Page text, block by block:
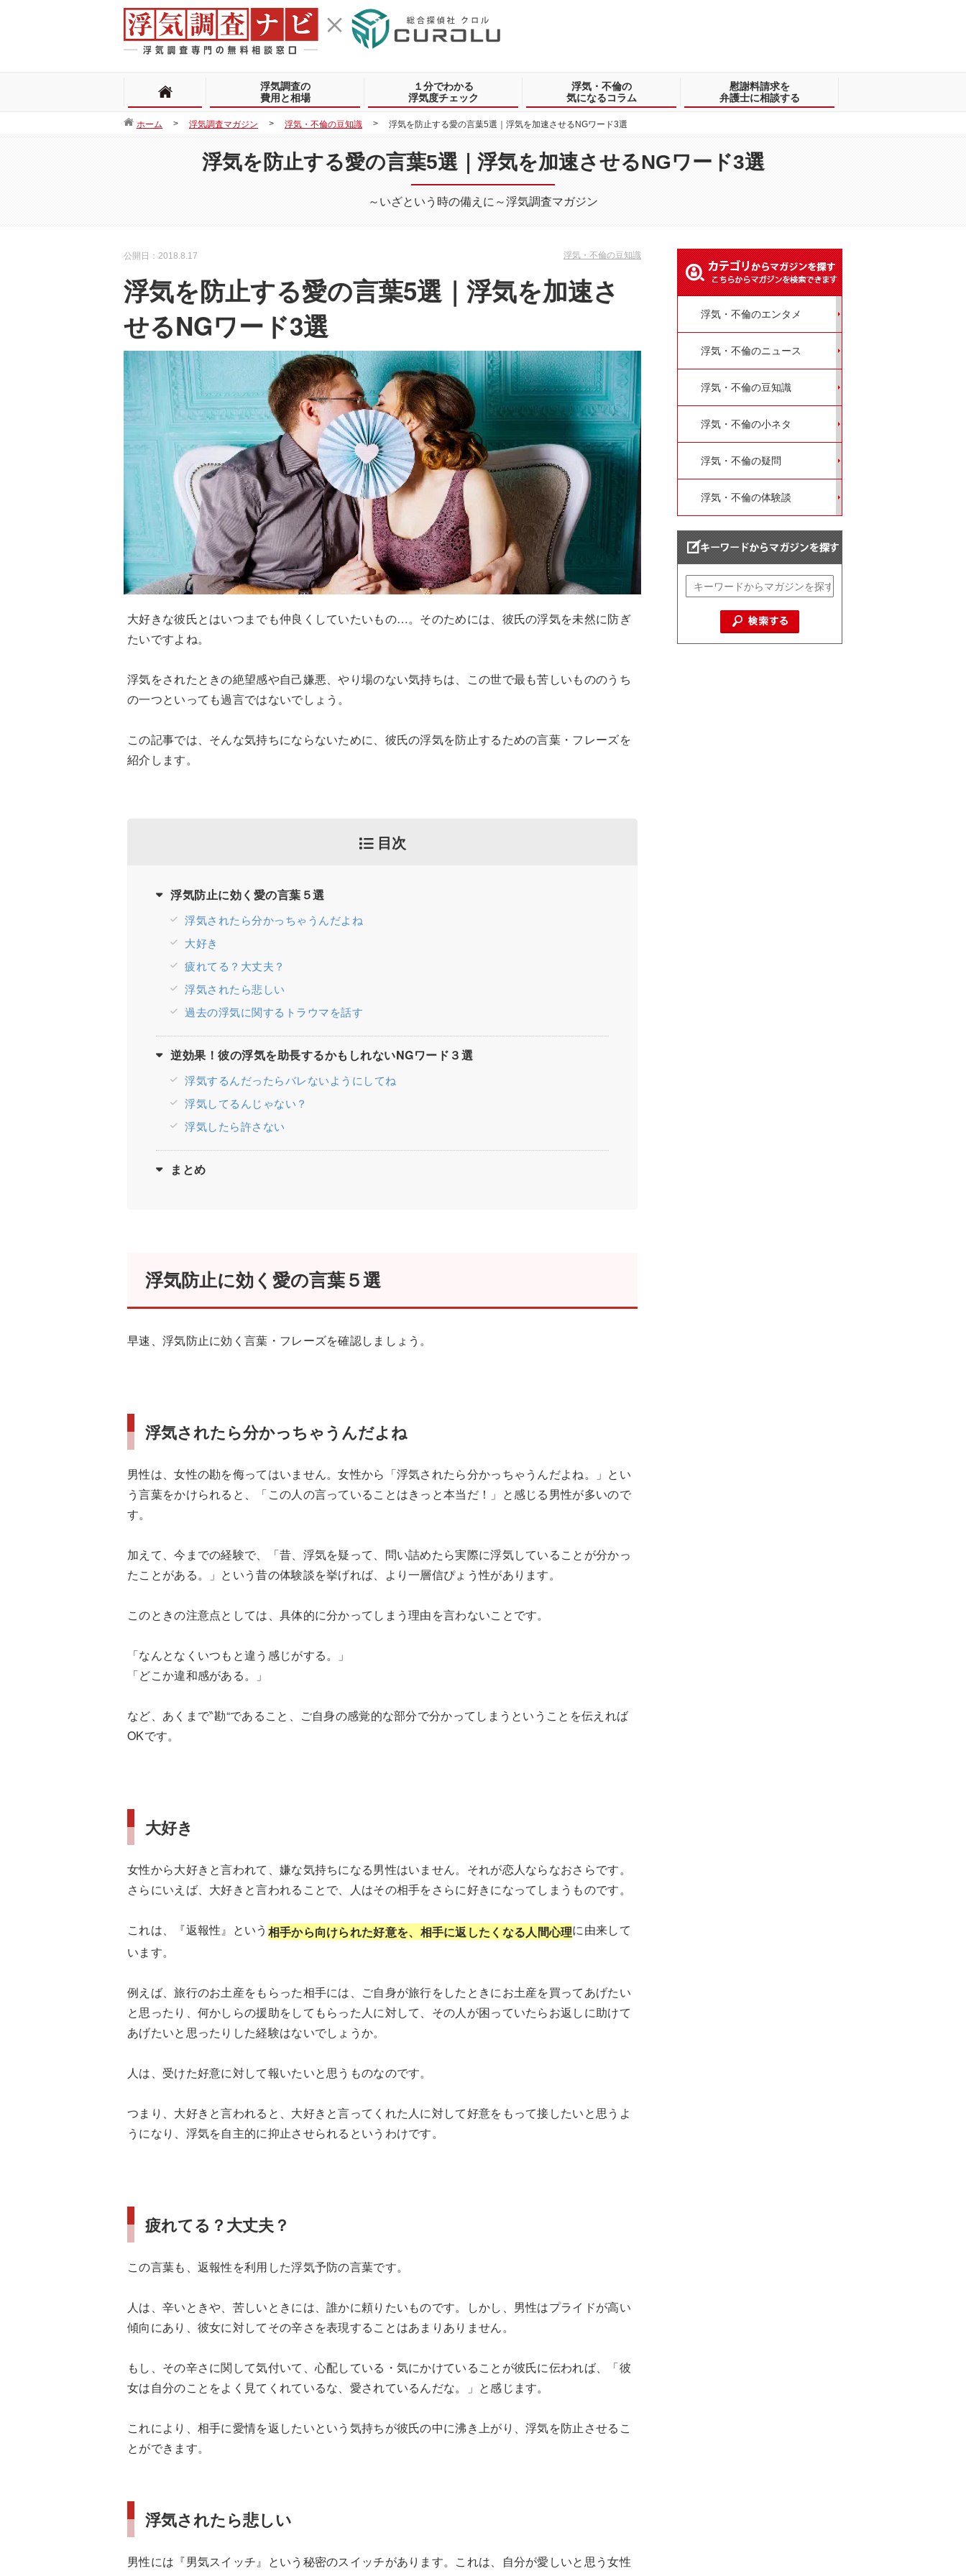
浮気調査の
費用と相場
１分でわかる
浮気度チェック
浮気・不倫の
気になるコラム
慰謝料請求を
弁護士に相談する
ホーム 浮気調査マガジン 浮気・不倫の豆知識 浮気を防止する愛の言葉5選｜浮気を加速させるNGワード3選
浮気を防止する愛の言葉5選｜浮気を加速させるNGワード3選
～いざという時の備えに～浮気調査マガジン
公開日：2018.8.17 浮気・不倫の豆知識
浮気を防止する愛の言葉5選｜浮気を加速さ
せるNGワード3選
大好きな彼氏とはいつまでも仲良くしていたいもの…。そのためには、彼氏の浮気を未然に防ぎ
たいですよね。
浮気をされたときの絶望感や自己嫌悪、やり場のない気持ちは、この世で最も苦しいもののうち
の一つといっても過言ではないでしょう。
この記事では、そんな気持ちにならないために、彼氏の浮気を防止するための言葉・フレーズを
紹介します。
目次
浮気防止に効く愛の言葉５選
浮気されたら分かっちゃうんだよね
大好き
疲れてる？大丈夫？
浮気されたら悲しい
過去の浮気に関するトラウマを話す
逆効果！彼の浮気を助長するかもしれないNGワード３選
浮気するんだったらバレないようにしてね
浮気してるんじゃない？
浮気したら許さない
まとめ
浮気防止に効く愛の言葉５選
早速、浮気防止に効く言葉・フレーズを確認しましょう。
浮気されたら分かっちゃうんだよね
男性は、女性の勘を侮ってはいません。女性から「浮気されたら分かっちゃうんだよね。」とい
う言葉をかけられると、「この人の言っていることはきっと本当だ！」と感じる男性が多いので
す。
加えて、今までの経験で、「昔、浮気を疑って、問い詰めたら実際に浮気していることが分かっ
たことがある。」という昔の体験談を挙げれば、より一層信ぴょう性があります。
このときの注意点としては、具体的に分かってしまう理由を言わないことです。
「なんとなくいつもと違う感じがする。」
「どこか違和感がある。」
など、あくまで‶勘“であること、ご自身の感覚的な部分で分かってしまうということを伝えれば
OKです。
大好き
女性から大好きと言われて、嫌な気持ちになる男性はいません。それが恋人ならなおさらです。
さらにいえば、大好きと言われることで、人はその相手をさらに好きになってしまうものです。
これは、『返報性』という 相手から向けられた好意を、相手に返したくなる人間心理に由来して
います。
例えば、旅行のお土産をもらった相手には、ご自身が旅行をしたときにお土産を買ってあげたい
と思ったり、何かしらの援助をしてもらった人に対して、その人が困っていたらお返しに助けて
あげたいと思ったりした経験はないでしょうか。
人は、受けた好意に対して報いたいと思うものなのです。
つまり、大好きと言われると、大好きと言ってくれた人に対して好意をもって接したいと思うよ
うになり、浮気を自主的に抑止させられるというわけです。
疲れてる？大丈夫？
この言葉も、返報性を利用した浮気予防の言葉です。
人は、辛いときや、苦しいときには、誰かに頼りたいものです。しかし、男性はプライドが高い
傾向にあり、彼女に対してその辛さを表現することはあまりありません。
もし、その辛さに関して気付いて、心配している・気にかけていることが彼氏に伝われば、「彼
女は自分のことをよく見てくれているな、愛されているんだな。」と感じます。
これにより、相手に愛情を返したいという気持ちが彼氏の中に沸き上がり、浮気を防止させるこ
とができます。
浮気されたら悲しい
男性には『男気スイッチ』という秘密のスイッチがあります。これは、自分が愛しいと思う女性
浮気・不倫のエンタメ
浮気・不倫のニュース
浮気・不倫の豆知識
浮気・不倫の小ネタ
浮気・不倫の疑問
浮気・不倫の体験談